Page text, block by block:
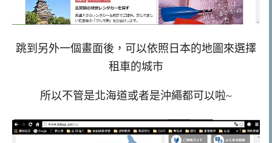
跳到另外一個畫面後，可以依照日本的地圖來選擇
租車的城市
所以不管是北海道或者是沖繩都可以啦~